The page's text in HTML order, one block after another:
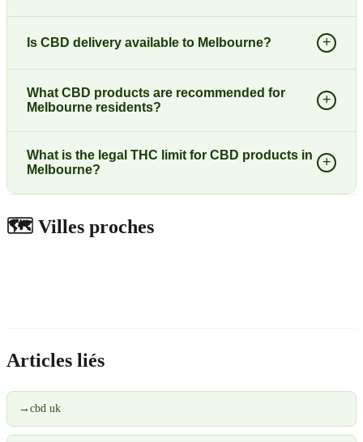
Is CBD delivery available to Melbourne? +
What CBD products are recommended for
Melbourne residents?
+
What is the legal THC limit for CBD products in
Melbourne?
+
🗺️ Villes proches
Articles liés
→ cbd uk